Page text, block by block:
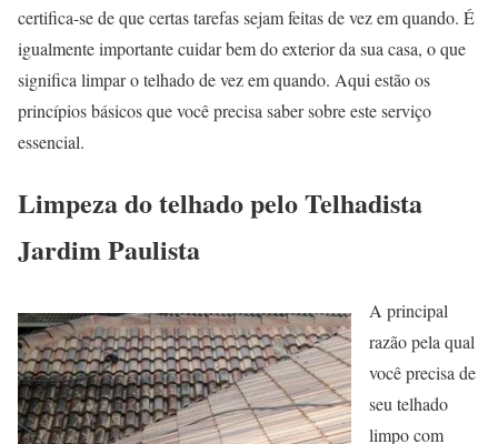
certifica-se de que certas tarefas sejam feitas de vez em quando. É
igualmente importante cuidar bem do exterior da sua casa, o que
significa limpar o telhado de vez em quando. Aqui estão os
princípios básicos que você precisa saber sobre este serviço
essencial.
Limpeza do telhado pelo Telhadista
Jardim Paulista
A principal
razão pela qual
você precisa de
seu telhado
limpo com